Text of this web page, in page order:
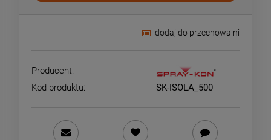
dodaj do przechowalni
Producent:
Kod produktu:
SK-ISOLA_500